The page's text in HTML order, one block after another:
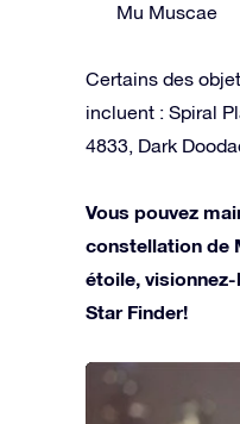
Mu Muscae
Certains des
incluent : Spiral
4833, Dark
Vous pouvez
constellation de
étoile,
Star Finder!